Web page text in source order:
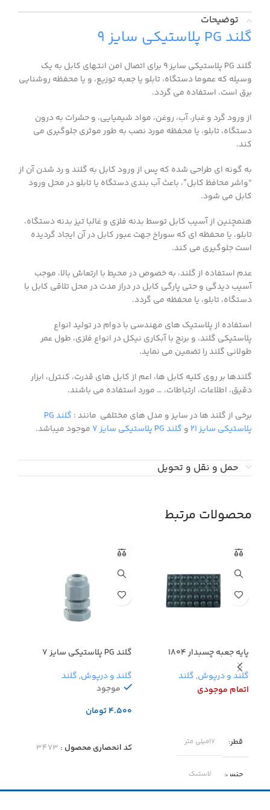
توضیحات
گلند PG پلاستیکی سایز 9
گلند PG پلاستیکی سایز 9 برای اتصال امن انتهای کابل به یک
وسیله که عموما دستگاه، تابلو یا جعبه توزیع، و یا محفظه روشنایی
برق است، استفاده می گردد.
از ورود گرد و غبار، آب، روغن، مواد شیمیایی، و حشرات به درون
دستگاه، تابلو، یا محفظه مورد نصب به طور موثری جلوگیری می
کند.
به گونه ای طراحی شده که پس از ورود کابل به گلند و رد شدن آن از
“واشر محافظ کابل”، باعث آب بندی دستگاه یا تابلو در محل ورود
کابل می شود.
هنمچنین از آسیب کابل توسط بدنه فلزی و غالبا تیز بدنه دستگاه،
تابلو، یا محفظه ای که سوراخ جهت عبور کابل در آن ایجاد گردیده
است جلوگیری می کند.
عدم استفاده از گلند، به خصوص در محیط با ارتعاش بالا، موجب
آسیب دیدگی و حتی پارگی کابل در دراز مدت در محل تلاقی کابل با
دستگاه، تابلو، یا محفظه می گردد.
استفاده از پلاستیک های مهندسی با دوام در تولید انواع
پلاستیکی گلند، و برنج با آبکاری نیکل در انواع فلزی، طول عمر
طولانی گلند را تضمین می نماید.
گلندها بر روی کلیه کابل ها، اعم از کابل های قدرت، کنترل، ابزار
دقیق، اطلاعات، ارتباطات، … مورد استفاده می باشند.
برخی از گلند ها در سایز و مدل های مختلفی مانند :
گلند PG
پلاستیکی سایز 21
و گلند PG پلاستیکی سایز 7 موجود میباشد.
حمل و نقل و تحویل
محصولات مرتبط
پایه جعبه چسبدار ۱۸۰۴
گلند و درپوش, گلند
اتمام موجودی
قطر
۱۷میلی متر
جنس لاستیک
گلند PG پلاستیکی سایز 7
گلند و درپوش, گلند
موجود
تومان
کد انحصاری محصول : ۳۴۷۳